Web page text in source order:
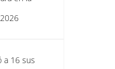
a 16 sus